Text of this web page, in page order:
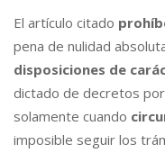
El artículo citado
pena de nulidad
disposiciones de
dictado de decretos
solamente cuando
imposible seguir los